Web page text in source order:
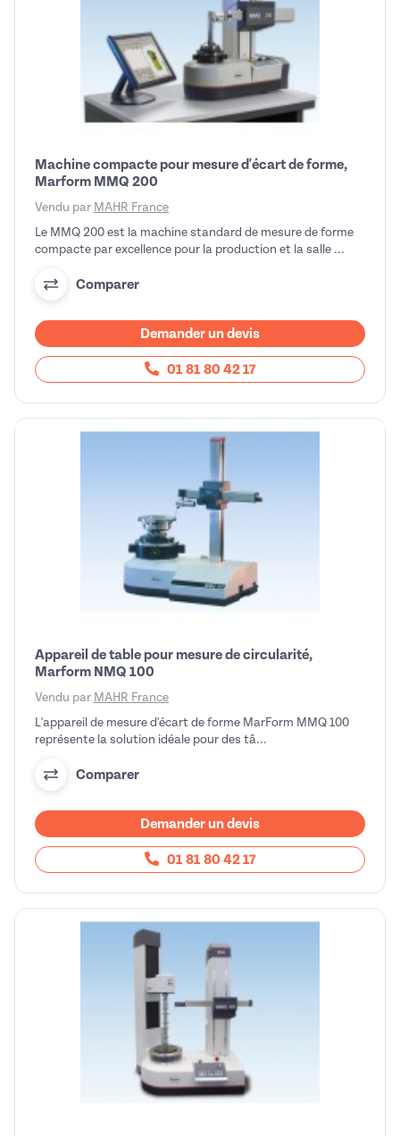
Machine compacte pour mesure d'écart de forme,
Marform MMQ 200
Vendu par MAHR France
Le MMQ 200 est la machine standard de mesure de forme
compacte par excellence pour la production et la salle ...
Comparer
Demander un devis
01 81 80 42 17
Appareil de table pour mesure de circularité,
Marform NMQ 100
Vendu par MAHR France
L'appareil de mesure d'écart de forme MarForm MMQ 100
représente la solution idéale pour des tâ...
Comparer
Demander un devis
01 81 80 42 17